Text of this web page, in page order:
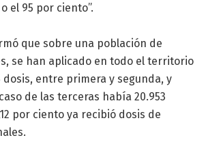
el 95 por ciento”.
que sobre una población de
se han aplicado en todo el territorio
dosis, entre primera y segunda, y
de las terceras había 20.953
por ciento ya recibió dosis de